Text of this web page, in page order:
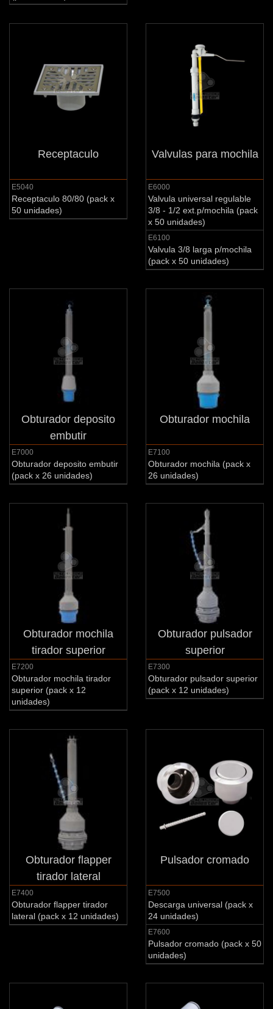
Receptaculo
E5040
Receptaculo 80/80 (pack x
50 unidades)
Valvulas para mochila
E6000
Valvula universal regulable
3/8 - 1/2 ext.p/mochila (pack
x 50 unidades)
E6100
Valvula 3/8 larga p/mochila
(pack x 50 unidades)
Obturador deposito
embutir
E7000
Obturador deposito embutir
(pack x 26 unidades)
Obturador mochila
E7100
Obturador mochila (pack x
26 unidades)
Obturador mochila
tirador superior
E7200
Obturador mochila tirador
superior (pack x 12
unidades)
Obturador pulsador
superior
E7300
Obturador pulsador superior
(pack x 12 unidades)
Obturador flapper
tirador lateral
E7400
Obturador flapper tirador
lateral (pack x 12 unidades)
Pulsador cromado
E7500
Descarga universal (pack x
24 unidades)
E7600
Pulsador cromado (pack x 50
unidades)